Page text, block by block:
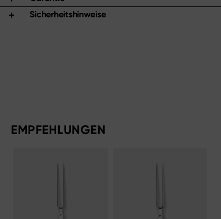
Sicherheitshinweise
EMPFEHLUNGEN